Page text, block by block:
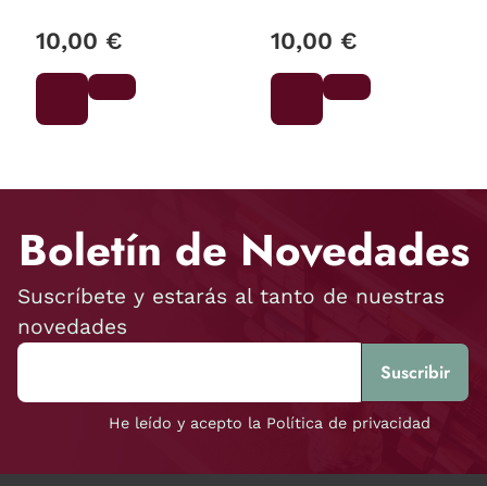
10,00 € 10,00 €
Boletín de Novedades
Suscríbete y estarás al tanto de nuestras
novedades
He leído y acepto la Política de privacidad